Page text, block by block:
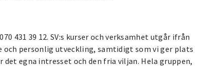
431 39 12. SV:s kurser och verksamhet utgår ifrån
personlig utveckling, samtidigt som vi ger plats
egna intresset och den fria viljan. Hela gruppen,